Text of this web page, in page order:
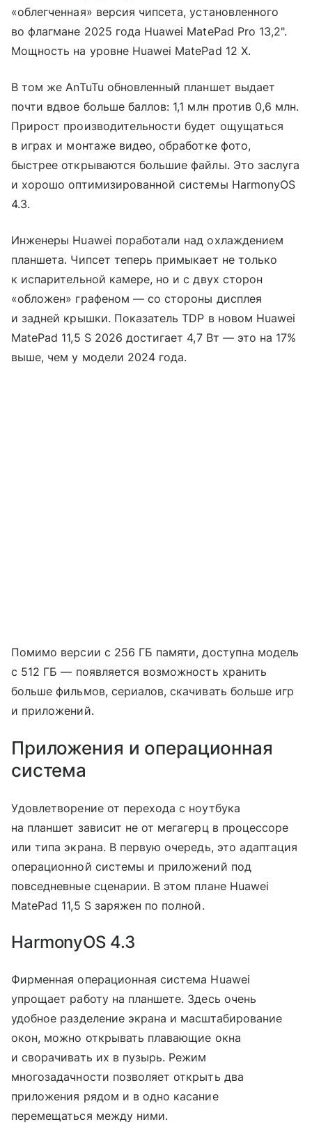
«облегченная» версия чипсета, установленного
во флагмане 2025 года Huawei MatePad Pro 13,2".
Мощность на уровне Huawei MatePad 12 X.
В том же AnTuTu обновленный планшет выдает
почти вдвое больше баллов: 1,1 млн против 0,6 млн.
Прирост производительности будет ощущаться
в играх и монтаже видео, обработке фото,
быстрее открываются большие файлы. Это заслуга
и хорошо оптимизированной системы HarmonyOS
4.3.
Инженеры Huawei поработали над охлаждением
планшета. Чипсет теперь примыкает не только
к испарительной камере, но и с двух сторон
«обложен» графеном — со стороны дисплея
и задней крышки. Показатель TDP в новом Huawei
MatePad 11,5 S 2026 достигает 4,7 Вт — это на 17%
выше, чем у модели 2024 года.
Помимо версии с 256 ГБ памяти, доступна модель
с 512 ГБ — появляется возможность хранить
больше фильмов, сериалов, скачивать больше игр
и приложений.
Приложения и операционная
система
Удовлетворение от перехода с ноутбука
на планшет зависит не от мегагерц в процессоре
или типа экрана. В первую очередь, это адаптация
операционной системы и приложений под
повседневные сценарии. В этом плане Huawei
MatePad 11,5 S заряжен по полной.
HarmonyOS 4.3
Фирменная операционная система Huawei
упрощает работу на планшете. Здесь очень
удобное разделение экрана и масштабирование
окон, можно открывать плавающие окна
и сворачивать их в пузырь. Режим
многозадачности позволяет открыть два
приложения рядом и в одно касание
перемещаться между ними.